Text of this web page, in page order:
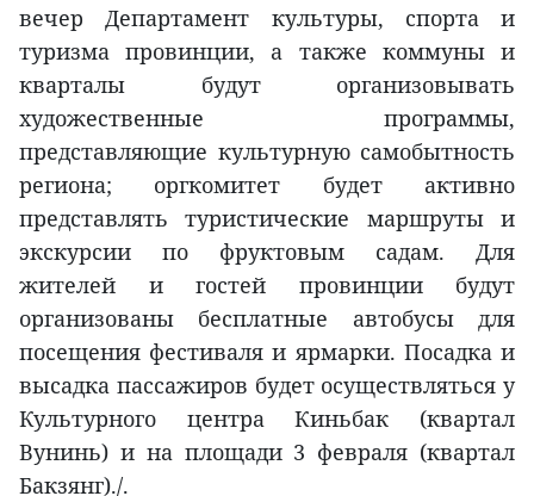
вечер Департамент культуры, спорта и
туризма провинции, а также коммуны и
кварталы будут организовывать
художественные программы,
представляющие культурную самобытность
региона; оргкомитет будет активно
представлять туристические маршруты и
экскурсии по фруктовым садам. Для
жителей и гостей провинции будут
организованы бесплатные автобусы для
посещения фестиваля и ярмарки. Посадка и
высадка пассажиров будет осуществляться у
Культурного центра Киньбак (квартал
Вунинь) и на площади 3 февраля (квартал
Бакзянг)./.